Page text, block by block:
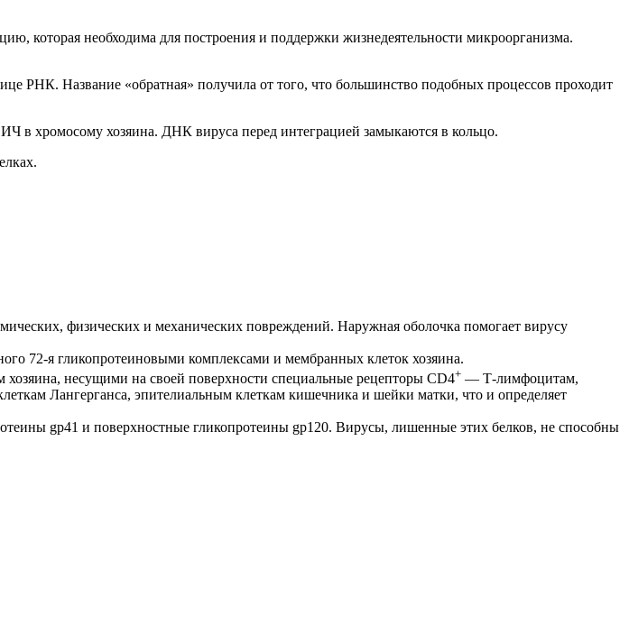
которая необходима для построения и поддержки жизнедеятельности микроорганизма.
РНК. Название «обратная» получила от того, что большинство подобных процессов проходит
хромосому хозяина. ДНК вируса перед интеграцией замыкаются в кольцо.
физических и механических повреждений. Наружная оболочка помогает вирусу
72-я гликопротеиновыми комплексами и мембранных клеток хозяина.
хозяина, несущими на своей поверхности специальные рецепторы СD4+ — Т-лимфоцитам,
Лангерганса, эпителиальным клеткам кишечника и шейки матки, что и определяет
gp41 и поверхностные гликопротеины gp120. Вирусы, лишенные этих белков, не способны